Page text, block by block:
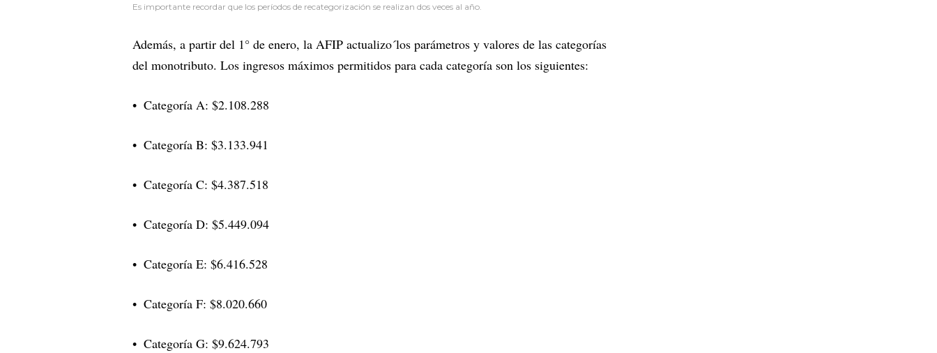
Es importante recordar que los períodos de recategorización se realizan dos veces al año.
Además, a partir del 1° de enero, la AFIP actualizo´los parámetros y valores de las categorías
del monotributo. Los ingresos máximos permitidos para cada categoría son los siguientes:
Categoría A: $2.108.288
Categoría B: $3.133.941
Categoría C: $4.387.518
Categoría D: $5.449.094
Categoría E: $6.416.528
Categoría F: $8.020.660
Categoría G: $9.624.793